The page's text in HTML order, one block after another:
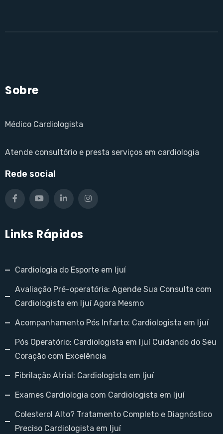
Sobre
Médico Cardiologista
Atende consultório e presta serviços em cardiologia
Rede social
Links Rápidos
Cardiologia do Esporte em Ijuí
Avaliação Pré-operatória: Agende Sua Consulta com
Cardiologista em Ijuí Agora Mesmo
Acompanhamento Pós Infarto: Cardiologista em Ijuí
Pós Operatório: Cardiologista em Ijuí Cuidando do Seu
Coração com Excelência
Fibrilação Atrial: Cardiologista em Ijuí
Exames Cardiologia com Cardiologista em Ijuí
Colesterol Alto? Tratamento Completo e Diagnóstico
Preciso Cardiologista em Ijuí